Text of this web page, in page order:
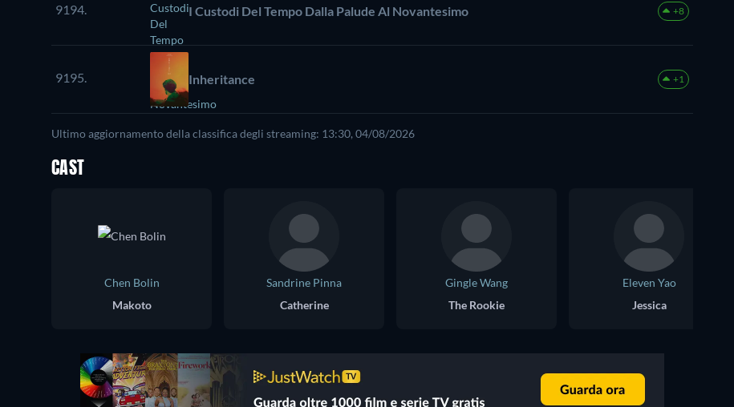
9194. I Custodi Del Tempo Dalla Palude Al Novantesimo +8
9195. Inheritance +1
Ultimo aggiornamento della classifica degli streaming: 13:30, 04/08/2026
CAST
Chen Bolin
Makoto
Sandrine Pinna
Catherine
Gingle Wang
The Rookie
Eleven Yao
Jessica